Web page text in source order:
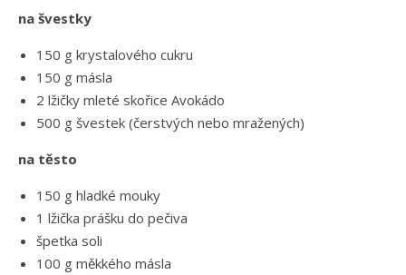
na švestky
150 g krystalového cukru
150 g másla
2 lžičky mleté skořice Avokádo
500 g švestek (čerstvých nebo mražených)
na těsto
150 g hladké mouky
1 lžička prášku do pečiva
špetka soli
100 g měkkého másla